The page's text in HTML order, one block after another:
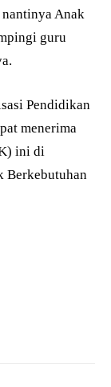
Anak
guru
Pendidikan
menerima
ini di
Berkebutuhan